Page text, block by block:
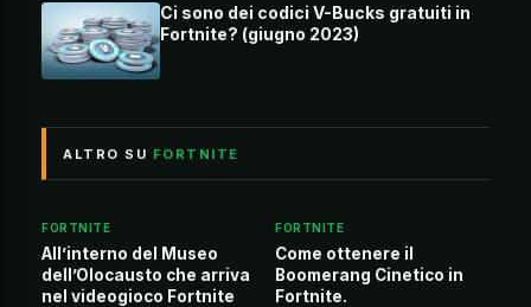
Ci sono dei codici V-Bucks gratuiti in
Fortnite? (giugno 2023)
ALTRO SU FORTNITE
FORTNITE
All’interno del Museo
dell’Olocausto che arriva
nel videogioco Fortnite
FORTNITE
Come ottenere il
Boomerang Cinetico in
Fortnite.